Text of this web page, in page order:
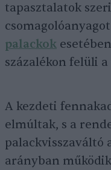
tapasztalatok
palackok
százalékon felüli
A kezdeti
elmúltak, s a
palackvisszaváltó
arányban